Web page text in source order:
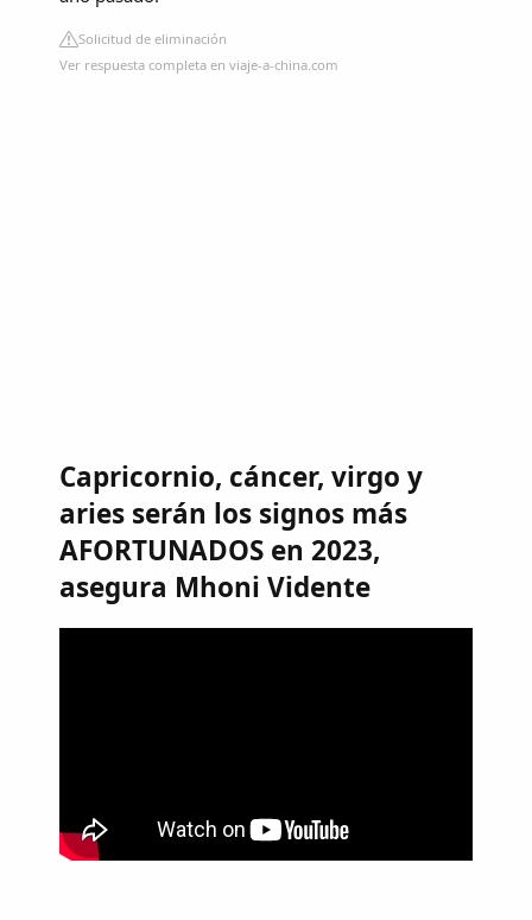
Solicitud de eliminación
Ver respuesta completa en viaje-a-china.com
Capricornio, cáncer, virgo y
aries serán los signos más
AFORTUNADOS en 2023,
asegura Mhoni Vidente